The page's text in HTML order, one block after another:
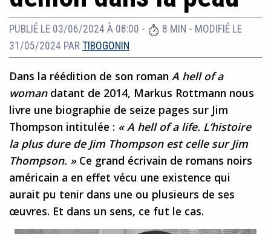
PUBLIÉ LE 03/06/2024 À 08:00 - 8 MIN - MODIFIÉ LE
31/05/2024 PAR TIBOGONIN
Dans la réédition de son roman A hell of a
woman datant de 2014, Markus Rottmann nous
livre une biographie de seize pages sur Jim
Thompson intitulée : « A hell of a life. L’histoire
la plus dure de Jim Thompson est celle sur Jim
Thompson. » Ce grand écrivain de romans noirs
américain a en effet vécu une existence qui
aurait pu tenir dans une ou plusieurs de ses
œuvres. Et dans un sens, ce fut le cas.